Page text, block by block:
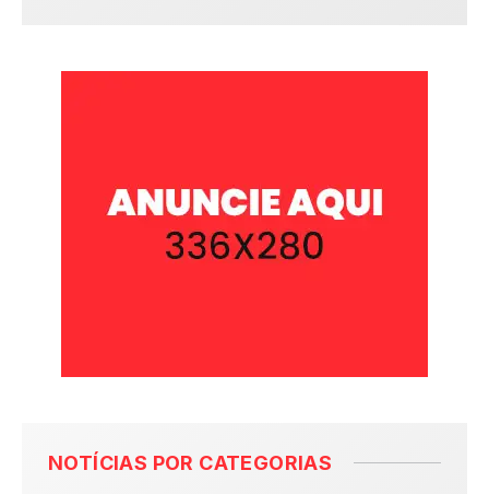
NOTÍCIAS POR CATEGORIAS